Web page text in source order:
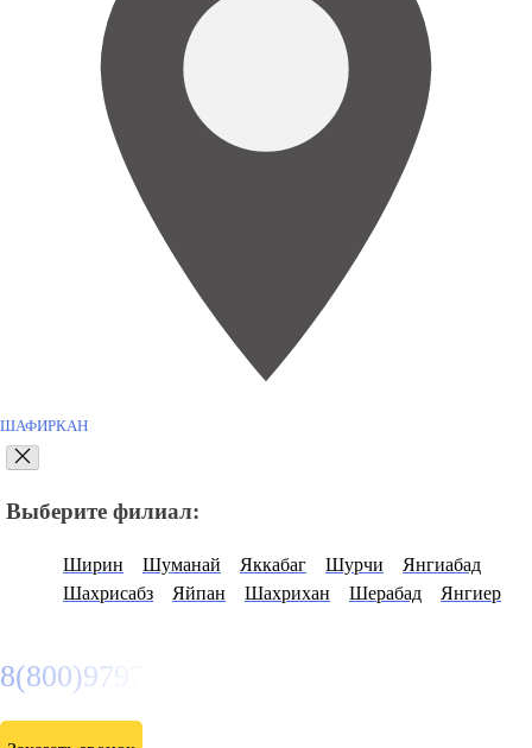
ШАФИРКАН
Выберите филиал:
Ширин Шуманай Яккабаг Шурчи
Янгиабад
Шахрисабз
Яйпан Шахрихан Шерабад Янгиер
8(800)9797043